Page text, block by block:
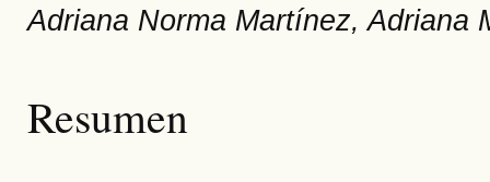
Adriana Norma Martínez, Adriana
Resumen